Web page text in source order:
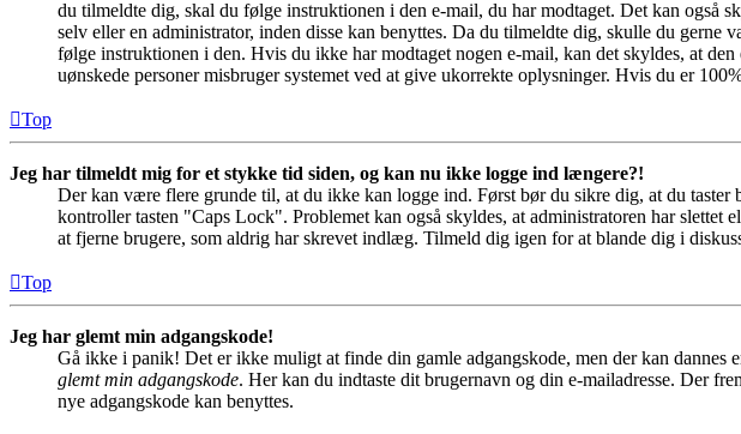
du tilmeldte dig, skal du følge instruktionen i den e-mail, du har modtaget. Det kan også
selv eller en administrator, inden disse kan benyttes. Da du tilmeldte dig, skulle du
følge instruktionen i den. Hvis du ikke har modtaget nogen e-mail, kan det skyldes, at
uønskede personer misbruger systemet ved at give ukorrekte oplysninger. Hvis du er
Top
Jeg har tilmeldt mig for et stykke tid siden, og kan nu ikke logge ind længere?!
Der kan være flere grunde til, at du ikke kan logge ind. Først bør du sikre dig, at du taster
kontroller tasten "Caps Lock". Problemet kan også skyldes, at administratoren har
at fjerne brugere, som aldrig har skrevet indlæg. Tilmeld dig igen for at blande dig i
Top
Jeg har glemt min adgangskode!
Gå ikke i panik! Det er ikke muligt at finde din gamle adgangskode, men der kan
glemt min adgangskode. Her kan du indtaste dit brugernavn og din e-mailadresse. Der
nye adgangskode kan benyttes.